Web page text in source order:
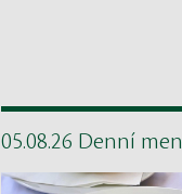
05.08.26 Denní